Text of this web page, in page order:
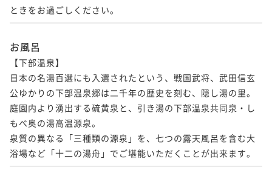
ときをお過ごしください。
お風呂
【下部温泉】
日本の名湯百選にも入選されたという、戦国武将、武田信玄
公ゆかりの下部温泉郷は二千年の歴史を刻む、隠し湯の里。
庭園内より湧出する硫黄泉と、引き湯の下部温泉共同泉・し
もべ奥の湯高温源泉。
泉質の異なる「三種類の源泉」を、七つの露天風呂を含む大
浴場など「十二の湯舟」でご堪能いただくことが出来ます。